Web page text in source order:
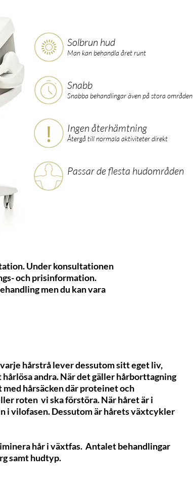
Solbrun hud
Man kan behandla året runt
Snabb
Snabba behandlingar även på stora områden
Ingen återhämtning
Återgå till normala aktiviteter direkt
Passar de flesta hudområden
Under konsultationen
och prisinformation.
men du kan vara
hårstrå lever dessutom sitt eget liv,
andra. När det gäller hårborttagning
hårsäcken där proteinet och
roten vi ska förstöra. När håret är i
i vilofasen. Dessutom är hårets växtcykler
hår i växtfas. Antalet behandlingar
samt hudtyp.